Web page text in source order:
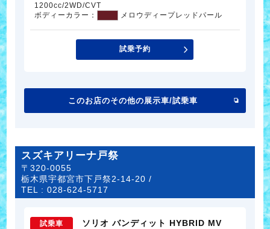
1200cc/2WD/CVT
ボディーカラー：
メロウディープレッドパール
試乗予約
このお店のその他の展示車/試乗車
スズキアリーナ戸祭
〒320-0055
栃木県宇都宮市下戸祭2-14-20 /
TEL :028-624-5717
試乗車 ソリオ バンディット HYBRID MV